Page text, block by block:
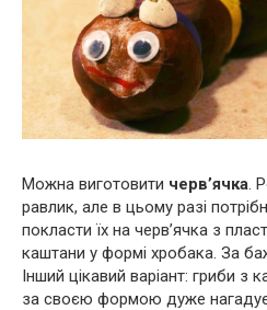
Можна виготовити черв’ячка.
равлик, але в цьому разі
покласти їх на черв’ячка з
каштани у формі хробака. За
Інший цікавий варіант: гриби
за своєю формою дуже